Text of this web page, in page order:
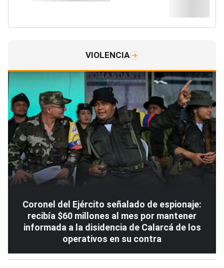
VIOLENCIA
Coronel del Ejército señalado de espionaje:
recibía $60 millones al mes por mantener
informada a la disidencia de Calarcá de los
operativos en su contra